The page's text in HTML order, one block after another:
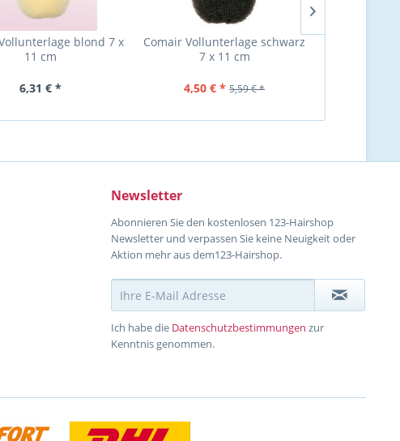
blond 7 x
11 cm
6,31 € *
Comair Vollunterlage schwarz
7 x 11 cm
4,50 € * 5,59 € *
Newsletter
Abonnieren Sie den kostenlosen 123-Hairshop
Newsletter und verpassen Sie keine Neuigkeit oder
Aktion mehr aus dem123-Hairshop.
Ich habe die Datenschutzbestimmungen zur
Kenntnis genommen.